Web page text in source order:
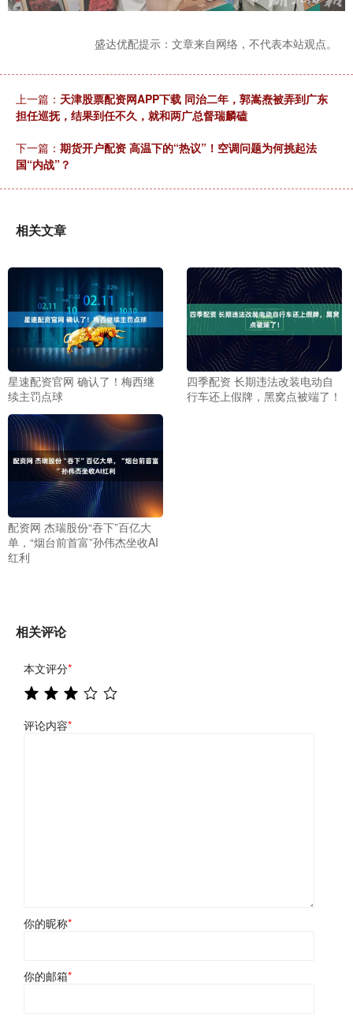
盛达优配提示：文章来自网络，不代表本站观点。
上一篇： 天津股票配资网APP下载 同治二年，郭嵩焘被弄到广东
担任巡抚，结果到任不久，就和两广总督瑞麟磕
下一篇： 期货开户配资 高温下的“热议”！空调问题为何挑起法
国“内战”？
相关文章
星速配资官网 确认了！梅西继
续主罚点球
四季配资 长期违法改装电动自
行车还上假牌，黑窝点被端了！
配资网 杰瑞股份“吞下”百亿大
单，“烟台前首富”孙伟杰坐收AI
红利
相关评论
本文评分*
评论内容*
你的昵称*
你的邮箱*